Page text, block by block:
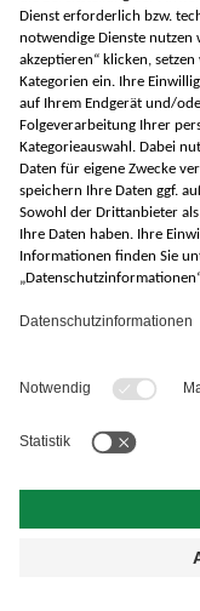
Häufig gestellte
Kontakt
Rückgabe
Rücksendung
Versandkosten &
UN-Tests
Barrierefreiheit
© BayWa AG2026
KontaktAGBImpressum
Cookie-Einstellungen
Vertrag widerrufen